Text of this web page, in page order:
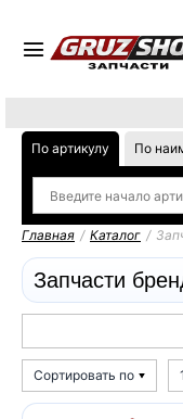
По артикулу По
Главная / Каталог /
Запчасти
Сортировать по